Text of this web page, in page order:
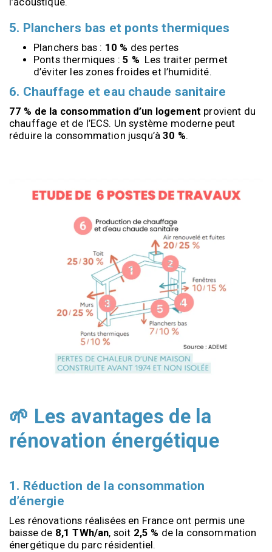
5. Planchers bas et ponts thermiques
Planchers bas : 10 % des pertes
Ponts thermiques : 5 % Les traiter permet
d’éviter les zones froides et l’humidité.
6. Chauffage et eau chaude sanitaire
77 % de la consommation d’un logement provient du
chauffage et de l’ECS. Un système moderne peut
réduire la consommation jusqu’à 30 %.
🌱 Les avantages de la
rénovation énergétique
1. Réduction de la consommation
d’énergie
Les rénovations réalisées en France ont permis une
baisse de 8,1 TWh/an, soit 2,5 % de la consommation
énergétique du parc résidentiel.